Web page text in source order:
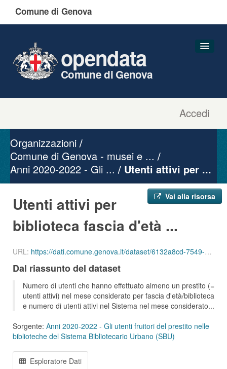
Comune di Genova
Accedi
opendata
Comune di Genova
Gruppi
Informazioni
Organizzazioni
Comune di Genova - musei e ...
Anni 2020-2022 - Gli ...
Utenti attivi per ...
Vai alla risorsa
Utenti attivi per
biblioteca fascia d'età ...
URL: https://dati.comune.genova.it/dataset/6132a8cd-7549-4c9d-8613-d075f5f547d2/resource/add0e3d4-36e1-4468-bc9c-c11e4bd2a9a1/download/ute_attivi_fet_11_13_bib_sbu_01_202002.csv
Dal riassunto del dataset
Numero di utenti che hanno effettuato almeno un prestito (=
utenti attivi) nel mese considerato per fascia d'età/biblioteca
e numero di utenti attivi nel Sistema nel mese considerato...
Sorgente: Anni 2020-2022 - Gli utenti fruitori del prestito nelle
biblioteche del Sistema Bibliotecario Urbano (SBU)
Esploratore Dati